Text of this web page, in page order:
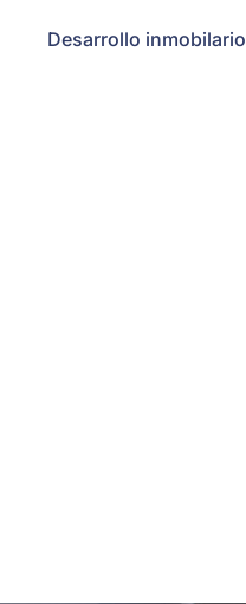
Desarrollo inmobilario